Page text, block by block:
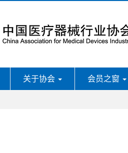
关于协会 会员之窗